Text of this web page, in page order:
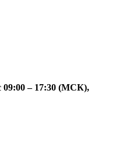
09:00 – 17:30 (МСК),